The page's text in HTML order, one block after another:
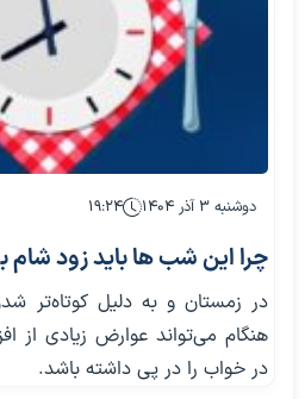
دوشنبه ۳ آذر ۱۴۰۴ ۱۹:۲۴
چرا این شب ها باید زود شام
در زمستان و به دلیل کوتاه‌تر
هنگام می‌تواند عوارض زیادی از
در خواب را در پی داشته باشد.